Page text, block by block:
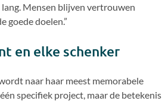
Mensen blijven vertrouwen
goede doelen.”
en elke schenker
naar haar meest memorabele
specifiek project, maar de betekenis